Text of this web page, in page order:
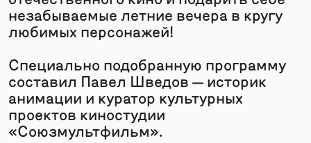
незабываемые летние вечера в кругу
любимых персонажей!
Специально подобранную программу
составил Павел Шведов — историк
анимации и куратор культурных
проектов киностудии
«Союзмультфильм».